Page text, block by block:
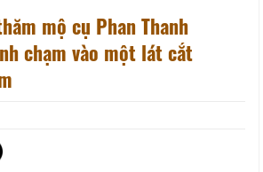
mộ cụ Phan Thanh
chạm vào một lát cắt